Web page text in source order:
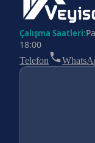
Çalışma Saatleri:
18:00
Telefon